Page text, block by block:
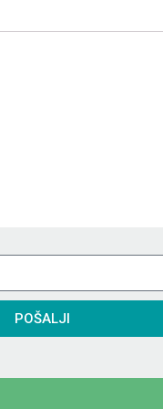
POŠALJI